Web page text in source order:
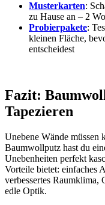
Musterkarten:
zu Hause an – 2
Probierpakete:
kleinen Fläche,
entscheidest
Fazit:
Tapezieren
Unebene Wände müssen
Baumwollputz hast du
Unebenheiten perfekt
Vorteile bietet: einfaches
verbessertes Raumklima,
edle Optik.